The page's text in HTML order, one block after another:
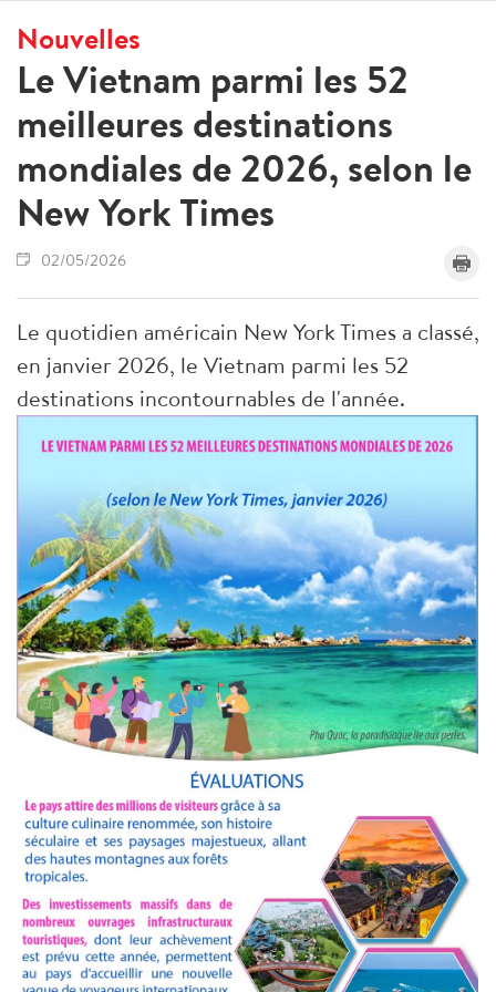
Nouvelles
Le Vietnam parmi les 52
meilleures destinations
mondiales de 2026, selon le
New York Times
02/05/2026
Le quotidien américain New York Times a classé,
en janvier 2026, le Vietnam parmi les 52
destinations incontournables de l'année.